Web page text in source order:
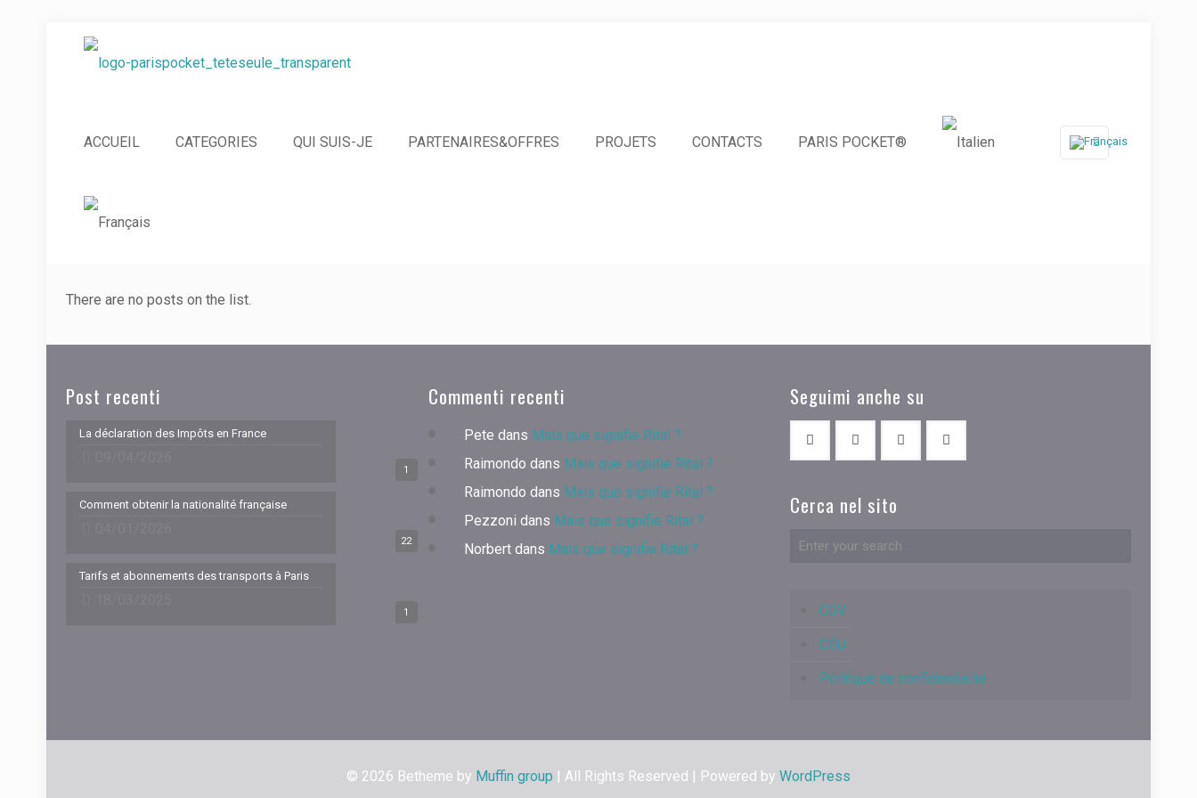
ACCUEIL CATEGORIES QUI SUIS-JE PARTENAIRES&OFFRES PROJETS CONTACTS PARIS POCKET®
There are no posts on the list.
Post recenti
1
La déclaration des Impôts en France
22
Comment obtenir la nationalité française
1
Tarifs et abonnements des transports à Paris
Commenti recenti
Pete dans Mais que signifie Rital ?
Raimondo dans Mais que signifie Rital ?
Raimondo dans Mais que signifie Rital ?
Pezzoni dans Mais que signifie Rital ?
Norbertdans Mais que signifie Rital ?
Seguimi anche su
Cerca nel sito
CGV
CGU
Politique de confidentialité
© 2026 Betheme by Muffin group | All Rights Reserved | Powered by WordPress